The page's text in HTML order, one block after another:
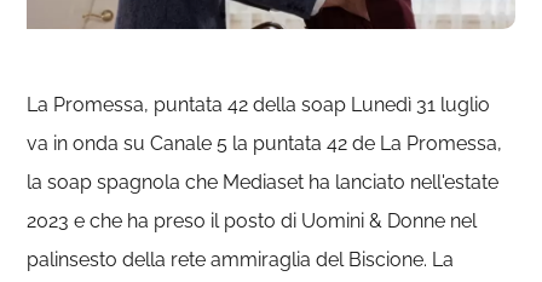
La Promessa, puntata 42 della soap Lunedì 31 luglio
va in onda su Canale 5 la puntata 42 de La Promessa,
la soap spagnola che Mediaset ha lanciato nell'estate
2023 e che ha preso il posto di Uomini & Donne nel
palinsesto della rete ammiraglia del Biscione. La